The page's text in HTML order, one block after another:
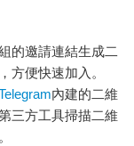
的邀請連結生成二
方便快速加入。
內建的二維
三方工具掃描二維